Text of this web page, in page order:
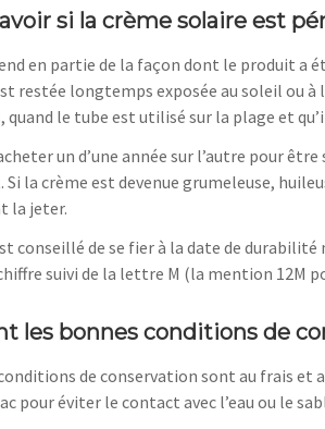
si la crème solaire est
en partie de la façon dont le produit
restée longtemps exposée au soleil ou
quand le tube est utilisé sur la plage et
un d’une année sur l’autre pour
Si la crème est devenue grumeleuse,
la jeter.
conseillé de se fier à la date de
suivi de la lettre M (la mention 12M
les bonnes conditions de
de conservation sont au frais
pour éviter le contact avec l’eau ou le